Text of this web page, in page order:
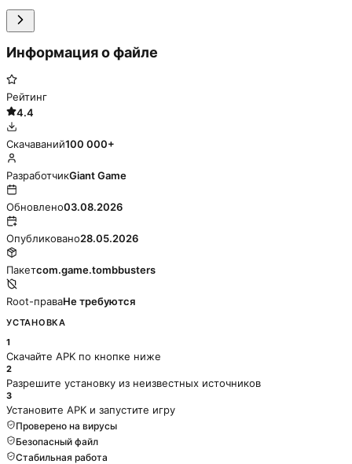
Информация о файле
Рейтинг
4.4
Скачаваний100 000+
РазработчикGiant Game
Обновлено03.08.2026
Опубликовано28.05.2026
Пакетcom.game.tombbusters
Root-праваНе требуются
УСТАНОВКА
1
Скачайте APK по кнопке ниже
2
Разрешите установку из неизвестных источников
3
Установите APK и запустите игру
Проверено на вирусы
Безопасный файл
Стабильная работа